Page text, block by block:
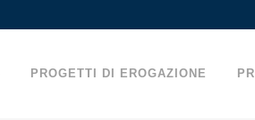
PROGETTI DI EROGAZIONE